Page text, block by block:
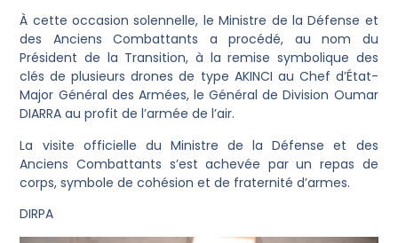
À cette occasion solennelle, le Ministre de la Défense et
des Anciens Combattants a procédé, au nom du
Président de la Transition, à la remise symbolique des
clés de plusieurs drones de type AKINCI au Chef d’État-
Major Général des Armées, le Général de Division Oumar
DIARRA au profit de l’armée de l’air.
La visite officielle du Ministre de la Défense et des
Anciens Combattants s’est achevée par un repas de
corps, symbole de cohésion et de fraternité d’armes.
DIRPA